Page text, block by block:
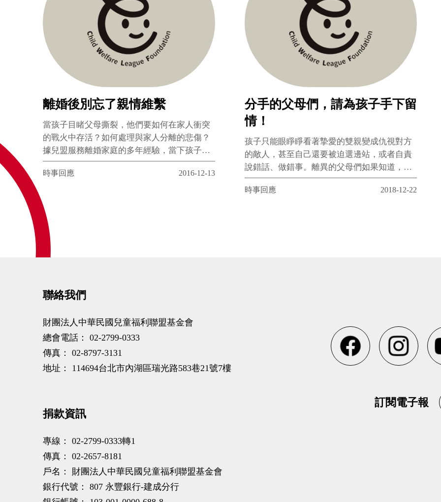
離婚後別忘了親情維繫
當孩子目睹父母撕裂，他們要如何在家人衝突
的戰火中存活？如何處理與家人分離的悲傷？
據兒盟服務離婚家庭的多年經驗，當下孩子心
中常常有許多擔憂和疑問，但誰能回答孩子的
問題，告訴孩子別害怕、爸媽離婚了還是會繼
時事回應 2016-12-13
分手的父母們，請為孩子手下留
情！
孩子只能眼睜睜看著摯愛的雙親變成仇視對方
的敵人，甚至自己還要被迫選邊站，或者自責
說錯話、做錯事。離異的父母們如果知道，在
你們激烈的衝突之下，孩子的心是多麼的撕
裂、受傷與痛苦，甚至影響到孩子的心理健康
時事回應 2018-12-22
聯絡我們
財團法人中華民國兒童福利聯盟基金會
總會電話：
02-2799-0333
傳真：
02-8797-3131
地址：
114694台北市內湖區瑞光路583巷21號7樓
捐款資訊
專線：
02-2799-0333轉1
傳真：
02-2657-8181
戶名：
財團法人中華民國兒童福利聯盟基金會
銀行代號：
807 永豐銀行-建成分行
訂閱電子報